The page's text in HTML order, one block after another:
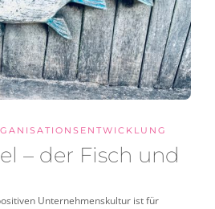
– der Fisch und
Unternehmenskultur ist für